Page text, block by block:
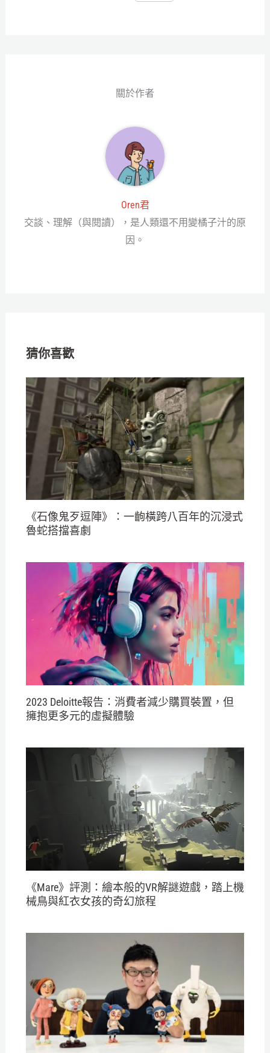
關於作者
Oren君
交談、理解（與閱讀），是人類還不用變橘子汁的原
因。
猜你喜歡
《石像鬼歹逗陣》：一齣橫跨八百年的沉浸式
魯蛇搭擋喜劇
2023 Deloitte報告：消費者減少購買裝置，但
擁抱更多元的虛擬體驗
《Mare》評測：繪本般的VR解謎遊戲，踏上機
械鳥與紅衣女孩的奇幻旅程